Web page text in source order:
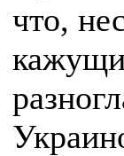
что,